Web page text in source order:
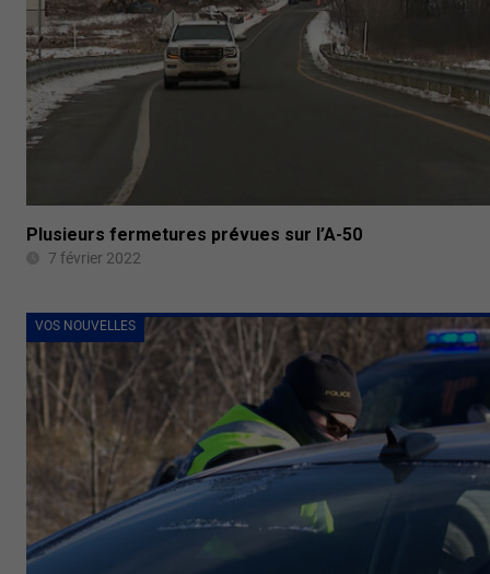
Plusieurs fermetures prévues sur l’A-50
7 février 2022
VOS NOUVELLES